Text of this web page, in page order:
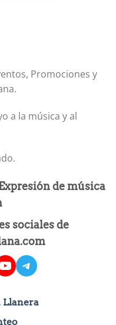
Promociones y
a la música y al
de música
sociales de
Telegram
Llanera